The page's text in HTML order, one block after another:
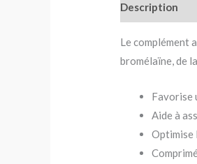
Description
Le complément
bromélaïne, de
Favorise
Aide à
Optimise